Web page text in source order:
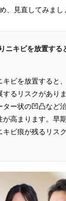
、見直してみまし
ニキビを放置する
キビを放置すると
するリスクがあり
ター状の凹凸など
が高まります。早
キビ痕が残るリス